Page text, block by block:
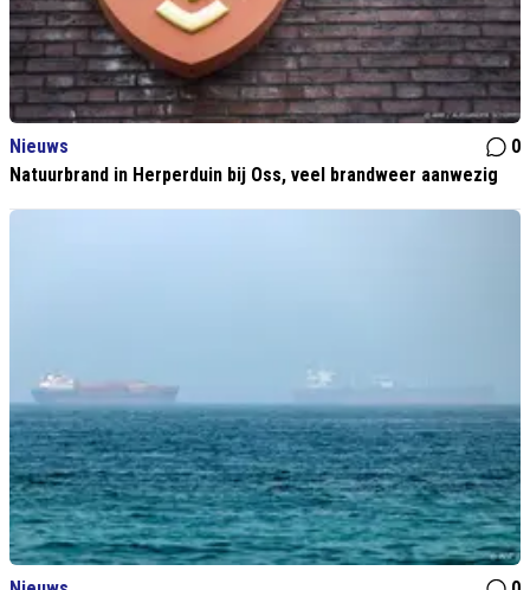
Nieuws
0
Natuurbrand in Herperduin bij Oss, veel brandweer aanwezig